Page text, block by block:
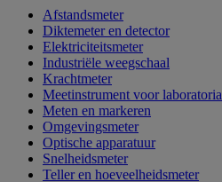
Afstandsmeter
Diktemeter en detector
Elektriciteitsmeter
Industriële weegschaal
Krachtmeter
Meetinstrument voor laboratoria
Meten en markeren
Omgevingsmeter
Optische apparatuur
Snelheidsmeter
Teller en hoeveelheidsmeter